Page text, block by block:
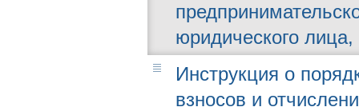
юридического лица,
Инструкция о
взносов и